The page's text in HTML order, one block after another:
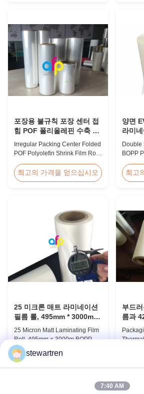
glue. The matte finishing is
usually double corona treated
with value up to 42 dynes, ...
and
포장용 불규칙 포장 센터 접
힘 POF 폴리올레핀 수축 필
름 롤
Irregular Packing Center Folded
POF Polyolefin Shrink Film Roll
Irregular Packing Center Folded
POF Polyolefin Heat Shrink Film
Wrap FilmMaterial: PP +
PEShrinkage ratio: over
60%Thickness: 12.5micron ...
최고의 가격을 얻으십시오
양면
라미
Double
BOPP
that we
process
최고
25 미크론 매트 라미네이션
필름 롤, 495mm * 3000m
BOPP 라미네이션 필름
25 Micron Matt Laminating Film
Roll, 495mm × 3000m BOPP
Lamination Films Matt 25micron
BOPP Thermal Lamination Film,
Roll Measured 495mm × 3000m
최고의 가격을 얻으십시오
부드
름과
료로
film
stewartren
7:40 AM